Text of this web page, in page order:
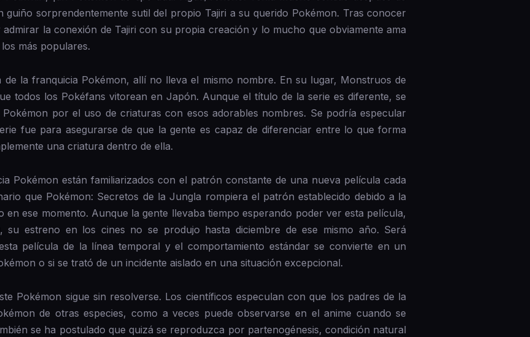
guiño sorprendentemente sutil del propio Tajiri a su querido Pokémon. Tras conocer
la conexión de Tajiri con su propia creación y lo mucho que obviamente ama
más populares.
la franquicia Pokémon, allí no lleva el mismo nombre. En su lugar, Monstruos de
todos los Pokéfans vitorean en Japón. Aunque el título de la serie es diferente, se
por el uso de criaturas con esos adorables nombres. Se podría especular
fue para asegurarse de que la gente es capaz de diferenciar entre lo que forma
una criatura dentro de ella.
Pokémon están familiarizados con el patrón constante de una nueva película cada
que Pokémon: Secretos de la Jungla rompiera el patrón establecido debido a la
en ese momento. Aunque la gente llevaba tiempo esperando poder ver esta película,
su estreno en los cines no se produjo hasta diciembre de ese mismo año. Será
película de la línea temporal y el comportamiento estándar se convierte en un
o si se trató de un incidente aislado en una situación excepcional.
Pokémon sigue sin resolverse. Los científicos especulan con que los padres de la
de otras especies, como a veces puede observarse en el anime cuando se
se ha postulado que quizá se reproduzca por partenogénesis, condición natural